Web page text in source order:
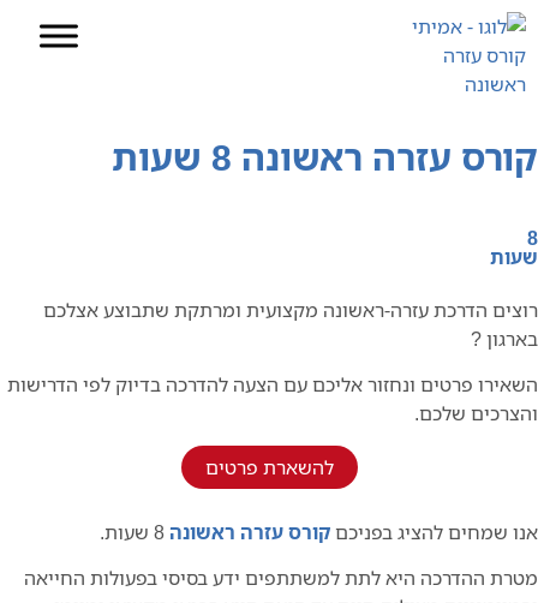
קורס עזרה ראשונה 8 שעות
8
שעות
רוצים הדרכת עזרה-ראשונה מקצועית ומרתקת שתבוצע אצלכם
בארגון ?
השאירו פרטים ונחזור אליכם עם הצעה להדרכה בדיוק לפי הדרישות
והצרכים שלכם.
להשארת פרטים
אנו שמחים להציג בפניכם קורס עזרה ראשונה
מטרת ההדרכה היא לתת למשתתפים ידע בסיסי בפעולות החייאה